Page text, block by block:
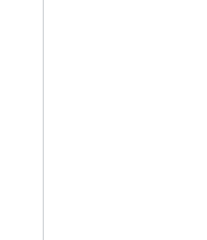
:
역과 명소를 탐색하기 위한 몰입
코드를 다운로드하고 3D 영역